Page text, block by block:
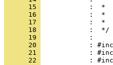
      15
      16
      17
      18
      19
      20
      21
      22